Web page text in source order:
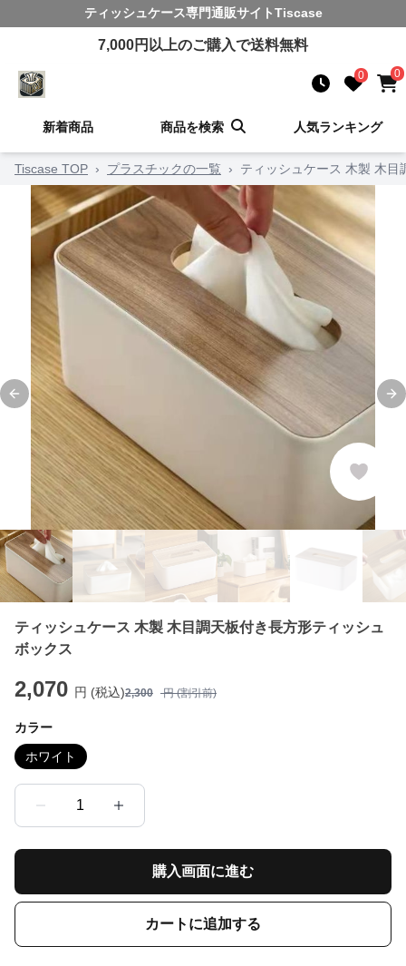
ティッシュケース専門通販サイトTiscase
7,000円以上のご購入で送料無料
0 0
新着商品 商品を検索 人気ランキング
Tiscase TOP › プラスチックの一覧 › ティッシュケース 木製 木
Previous slide
ティッシュケース 木製 木目調天板付き長方形ティッシュ
ボックス
2,070 円 (税込)2,300 円 (割引前)
カラー
ホワイト
1
購入画面に進む
カートに追加する